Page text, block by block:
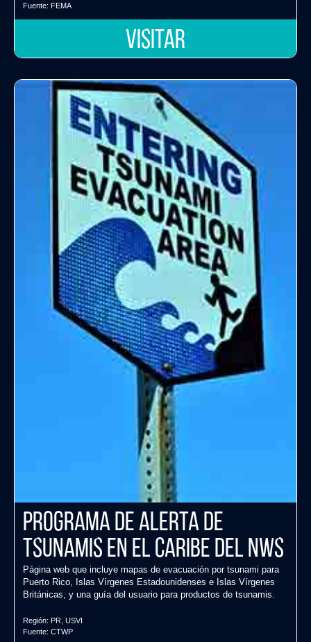
Fuente: FEMA
VISITAR
Programa de alerta de
tsunamis en el Caribe del NWS
Página web que incluye mapas de evacuación por tsunami para
Puerto Rico, Islas Vírgenes Estadounidenses e Islas Vírgenes
Británicas, y una guía del usuario para productos de tsunamis.
Región: PR, USVI
Fuente: CTWP